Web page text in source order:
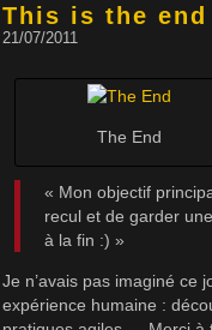
This is the end
21/07/2011
The End
« Mon objectif
recul et de garder
à la fin :) »
Je n’avais pas imaginé ce
expérience humaine :